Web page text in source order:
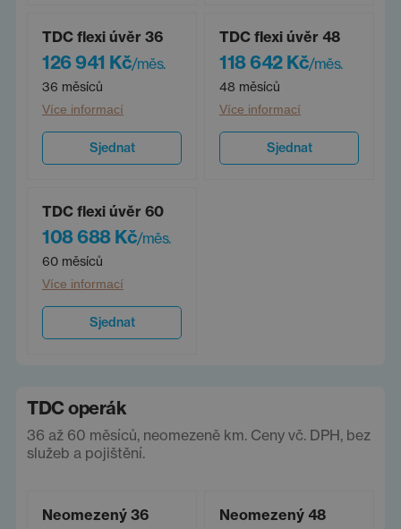
TDC flexi úvěr 36
126 941 Kč/měs.
36 měsíců
Více informací
Sjednat
TDC flexi úvěr 48
118 642 Kč/měs.
48 měsíců
Více informací
Sjednat
TDC flexi úvěr 60
108 688 Kč/měs.
60 měsíců
Více informací
Sjednat
TDC operák
36 až 60 měsíců, neomezeně km. Ceny vč. DPH, bez
služeb a pojištění.
Neomezený 36 Neomezený 48